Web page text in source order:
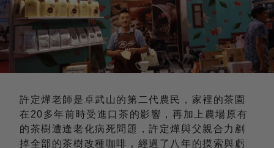
許定燁老師是卓武山的第二代農民，家裡的茶園
在20多年前時受進口茶的影響，再加上農場原有
的茶樹遭逢老化病死問題，許定燁與父親合力剷
掉全部的茶樹改種咖啡，經過了八年的摸索與虧